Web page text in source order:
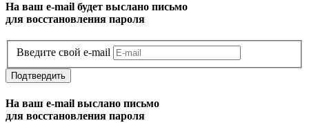
На ваш e-mail будет выслано письмо
для восстановления пароля
Введите свой e-mail
Подтвердить
На ваш e-mail выслано письмо
для восстановления пароля